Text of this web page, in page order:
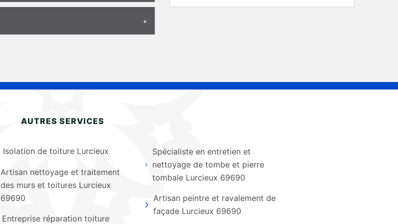
AUTRES SERVICES
Isolation de toiture Lurcieux
Artisan nettoyage et traitement
des murs et toitures Lurcieux
69690
Entreprise réparation toiture
Spécialiste en entretien et
nettoyage de tombe et pierre
tombale Lurcieux 69690
Artisan peintre et ravalement de
façade Lurcieux 69690